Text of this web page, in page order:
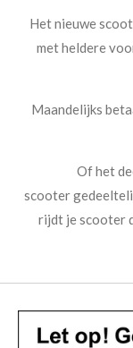
Het nieuwe
met heldere
Maandelijks
Of het
scooter
rijdt je scooter